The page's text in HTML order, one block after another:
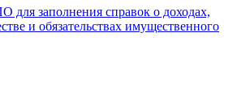
для заполнения справок о доходах,
и обязательствах имущественного